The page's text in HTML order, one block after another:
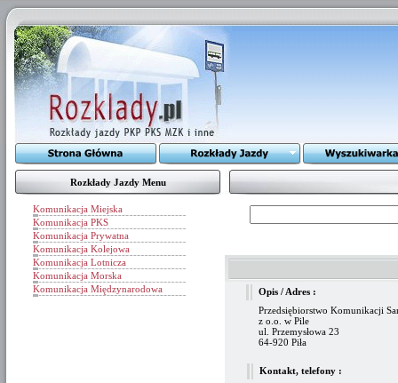
Rozkłady Jazdy Menu
Komunikacja Miejska
Komunikacja PKS
Komunikacja Prywatna
Komunikacja Kolejowa
Komunikacja Lotnicza
Komunikacja Morska
Komunikacja Międzynarodowa
Opis / Adres :
Przedsiębiorstwo Komunikacji
z o.o. w Pile
ul. Przemysłowa 23
64-920 Piła
Kontakt, telefony :